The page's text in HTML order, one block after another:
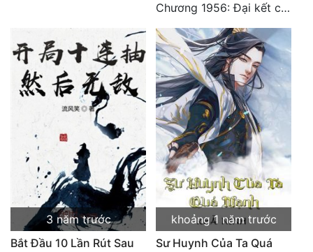
Chương 1956: Đại kết cục
3 năm trước
Bắt Đầu 10 Lần Rút Sau
khoảng 1 năm trước
Sư Huynh Của Ta Quá